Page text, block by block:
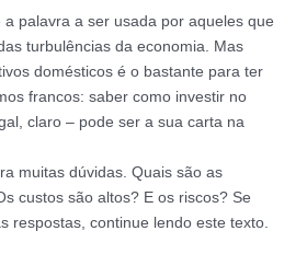
a palavra a ser usada por aqueles que
turbulências da economia. Mas
domésticos é o bastante para ter
francos: saber como investir no
claro – pode ser a sua carta na
muitas dúvidas. Quais são as
custos são altos? E os riscos? Se
respostas, continue lendo este texto.